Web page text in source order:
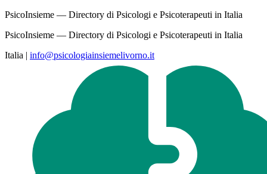
PsicoInsieme — Directory di Psicologi e Psicoterapeuti in Italia
PsicoInsieme — Directory di Psicologi e Psicoterapeuti in Italia
Italia | info@psicologiainsiemelivorno.it